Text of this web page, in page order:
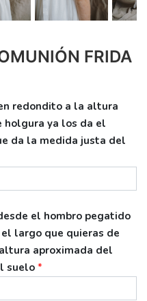
FRIDA
en redondito a la altura
holgura ya los da el
da la medida justa del
el hombro pegatido
largo que quieras de
aproximada del
suelo *